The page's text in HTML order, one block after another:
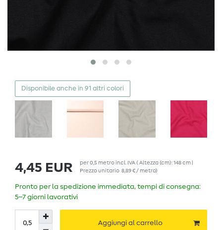
Disponibile anche in 91 altri colori
4,45 EUR per0,5 metroincl. IVA( Altezza (cm): 148 cm |
Prezzo unitario 8,89 € / metro)
Pronto per la spedizione immediata, tempi di consegna:
5–7 giorni lavorativi
Aggiungi al carrello